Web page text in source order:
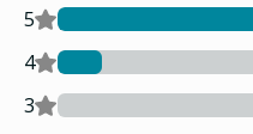
5
4
3